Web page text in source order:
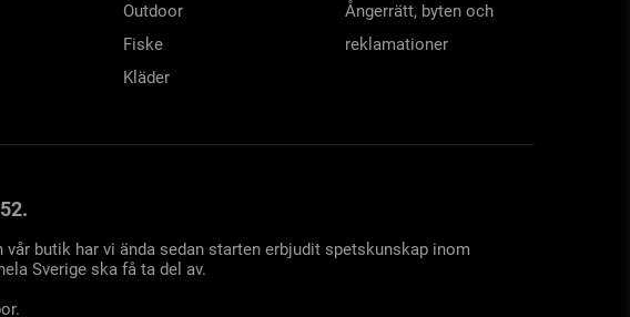
Outdoor
Fiske
Kläder
Ångerrätt, byten och
reklamationer
butik har vi ända sedan starten erbjudit spetskunskap inom
Sverige ska få ta del av.